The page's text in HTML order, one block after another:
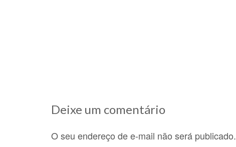
Deixe um comentário
O seu endereço de e-mail não será publicado.